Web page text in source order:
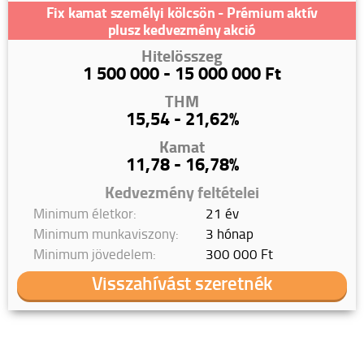
Fix kamat személyi kölcsön - Prémium aktív
plusz kedvezmény akció
Hitelösszeg
1 500 000 - 15 000 000 Ft
THM
15,54 - 21,62%
Kamat
11,78 - 16,78%
Kedvezmény feltételei
Minimum életkor:
21 év
Minimum munkaviszony:
3 hónap
Minimum jövedelem:
300 000 Ft
Visszahívást szeretnék